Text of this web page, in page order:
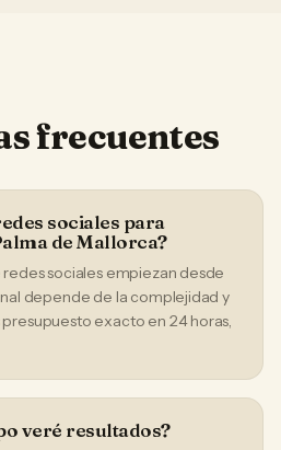
frecuentes
sociales para
de Mallorca?
sociales empiezan desde
depende de la complejidad y
exacto en 24 horas,
veré resultados?